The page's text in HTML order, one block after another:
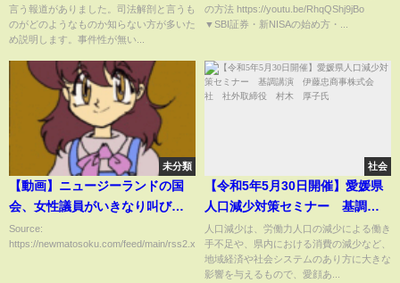
言う報道がありました。司法解剖と言うも
のがどのようなものか知らない方が多いた
め説明します。事件性が無い...
の方法 https://youtu.be/RhqQShj9jBo
▼SBI証券・新NISAの始め方・...
未分類
【動画】ニュージーランドの国
会、女性議員がいきなり叫びだ
し荒れ狂う
Source:
https://newmatosoku.com/feed/main/rss2.xml...
社会
【令和5年5月30日開催】愛媛県
人口減少対策セミナー 基調講
演 伊藤忠商事株式会社 社外
取締役 村木 厚子氏
人口減少は、労働力人口の減少による働き
手不足や、県内における消費の減少など、
地域経済や社会システムのあり方に大きな
影響を与えるもので、愛顔あ...